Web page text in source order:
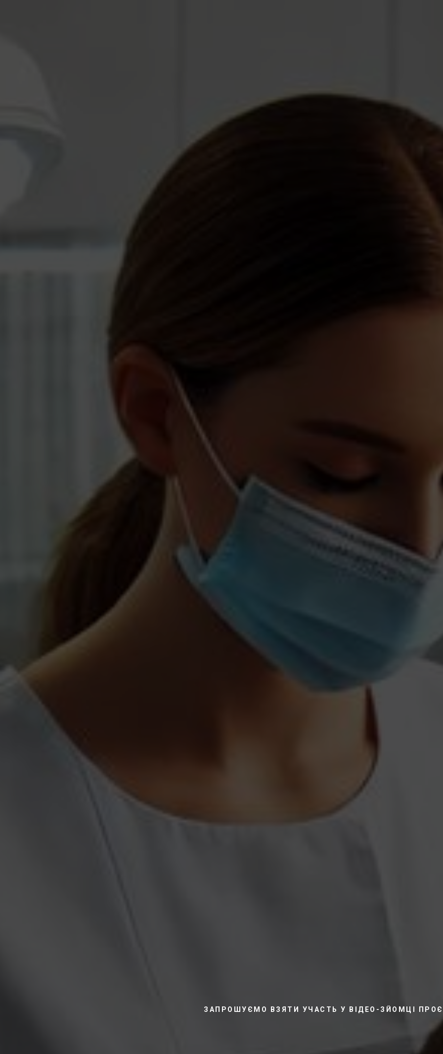
ЗАПРОШУЄМО ВЗЯТИ УЧАСТЬ У ВІДЕО-ЗЙОМЦІ